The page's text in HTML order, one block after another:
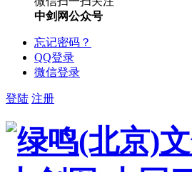
中剑网公众号
忘记密码？
QQ登录
微信登录
登陆 注册